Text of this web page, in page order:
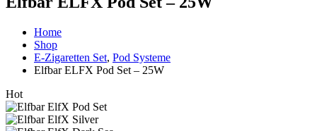
Home
Shop
E-Zigaretten Set, Pod Systeme
Elfbar ELFX Pod Set – 25W
Hot